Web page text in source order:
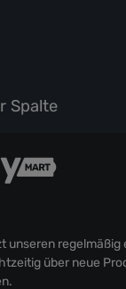
Spalte
unseren
über neue